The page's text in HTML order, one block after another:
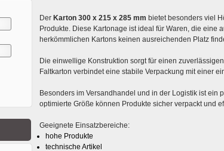
Der Karton 300 x 215 x 285 mm bietet besonders viel
Produkte. Diese Kartonage ist ideal für Waren, die eine
herkömmlichen Kartons keinen ausreichenden Platz
Die einwellige Konstruktion sorgt für einen
Faltkarton verbindet eine stabile Verpackung mit einer
Besonders im Versandhandel und in der Logistik ist ein
optimierte Größe können Produkte sicher verpackt und
Geeignete Einsatzbereiche:
hohe Produkte
technische Artikel